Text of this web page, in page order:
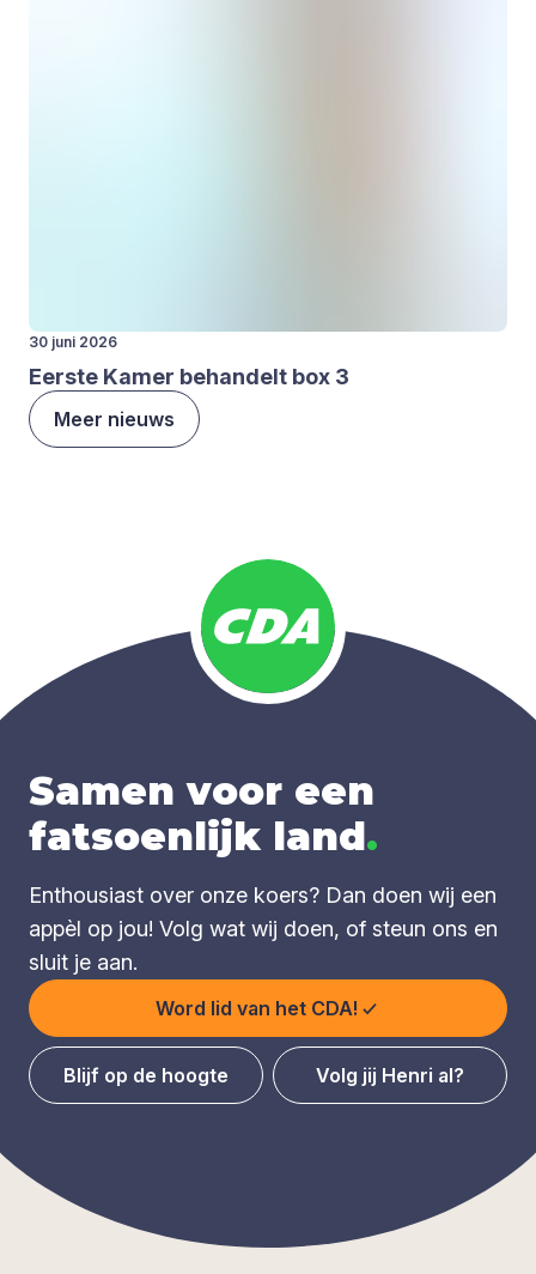
30 juni 2026
Eer­ste Kamer behan­delt box 3
Meer nieuws
Samen voor een
fatsoenlijk land.
Enthousiast over onze koers? Dan doen wij een
appèl op jou! Volg wat wij doen, of steun ons en
sluit je aan.
Word lid van het CDA!
Blijf op de hoogte Volg jij Henri al?